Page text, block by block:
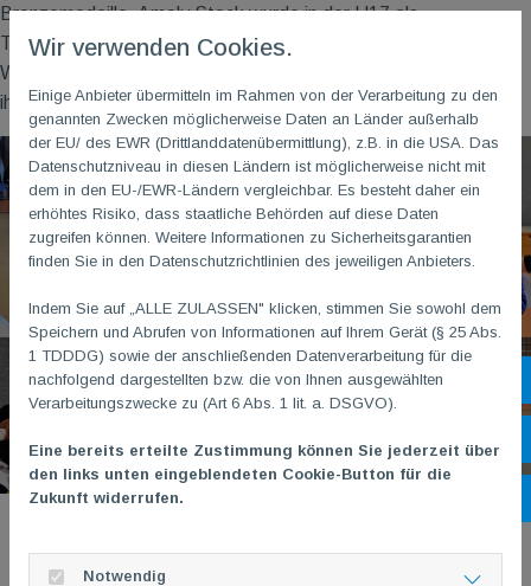
Bronzemedaille. Amely Stock wurde in der U17 als
Turnierneuling ebenfalls Erste.
Wir gratulieren unseren Fechterinnen herzlich und wünschen
ihnen weiterhin viel Spaß und Erfolg!
Wir verwenden Cookies.
Einige Anbieter übermitteln im Rahmen von der Verarbeitung zu den
genannten Zwecken möglicherweise Daten an Länder außerhalb
der EU/ des EWR (Drittlanddatenübermittlung), z.B. in die USA. Das
Datenschutzniveau in diesen Ländern ist möglicherweise nicht mit
dem in den EU-/EWR-Ländern vergleichbar. Es besteht daher ein
erhöhtes Risiko, dass staatliche Behörden auf diese Daten
zugreifen können. Weitere Informationen zu Sicherheitsgarantien
finden Sie in den Datenschutzrichtlinien des jeweiligen Anbieters.
Indem Sie auf „ALLE ZULASSEN" klicken, stimmen Sie sowohl dem
Speichern und Abrufen von Informationen auf Ihrem Gerät (§ 25 Abs.
1 TDDDG) sowie der anschließenden Datenverarbeitung für die
nachfolgend dargestellten bzw. die von Ihnen ausgewählten
Verarbeitungszwecke zu (Art 6 Abs. 1 lit. a. DSGVO).
Eine bereits erteilte Zustimmung können Sie jederzeit über
den links unten eingeblendeten Cookie-Button für die
Zukunft widerrufen.
Notwendig